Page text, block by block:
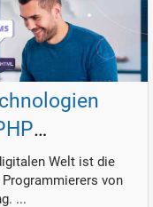
Welt ist die
von
...